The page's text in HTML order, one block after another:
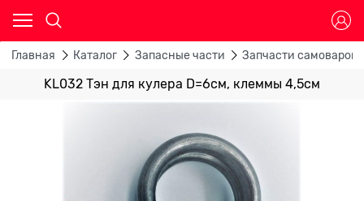
Главная Каталог Запасные части Запчасти
KL032 Тэн для кулера D=6см, клеммы 4,5см